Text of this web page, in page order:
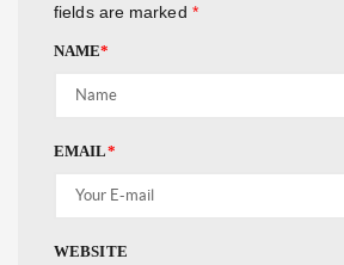
fields are marked *
NAME*
EMAIL*
WEBSITE